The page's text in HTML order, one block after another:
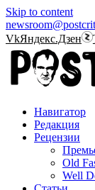
Skip to content
VkЯндекс.Дзен
Навигатор
Редакция
Рецензии
Old
Well